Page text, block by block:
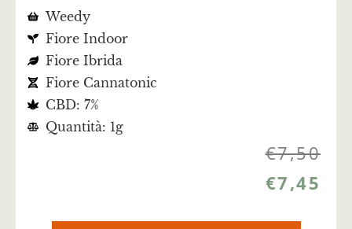
Weedy
Fiore Indoor
Fiore Ibrida
Fiore Cannatonic
CBD: 7%
Quantità: 1g
€7,50
€7,45